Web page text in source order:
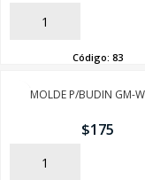
AÑADIR
Código: 83
MOLDE P/BUDIN GM-
$175
AÑADIR